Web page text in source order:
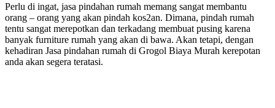
Perlu di ingat, jasa pindahan rumah memang sangat membantu
orang – orang yang akan pindah kos2an. Dimana, pindah rumah
tentu sangat merepotkan dan terkadang membuat pusing karena
banyak furniture rumah yang akan di bawa. Akan tetapi, dengan
kehadiran Jasa pindahan rumah di Grogol Biaya Murah kerepotan
anda akan segera teratasi.